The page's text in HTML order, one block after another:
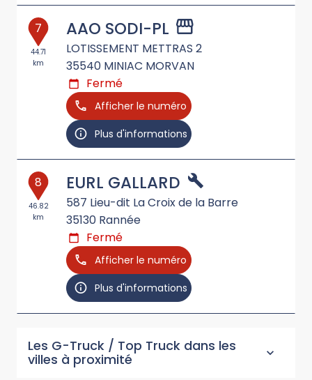
7
44.71
km
AAO SODI-PL
LOTISSEMENT METTRAS 2
35540 MINIAC MORVAN
Fermé
Afficher le numéro
Plus d'informations
8
46.82
km
EURL GALLARD
587 Lieu-dit La Croix de la Barre
35130 Rannée
Fermé
Afficher le numéro
Plus d'informations
Les G-Truck / Top Truck dans les
villes à proximité